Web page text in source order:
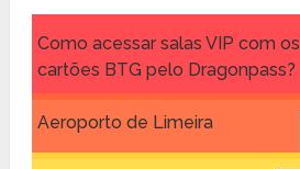
Como acessar salas VIP com os
cartões BTG pelo Dragonpass?
Aeroporto de Limeira